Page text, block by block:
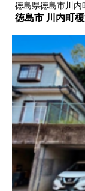
徳島県徳島市川内
徳島市 川内町榎